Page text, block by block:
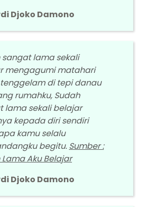
Djoko Damono
sangat lama sekali
mengagumi matahari
di tepi danau
rumahku, Sudah
lama sekali belajar
kepada diri sendiri
kamu selalu
begitu. Sumber :
Lama Aku Belajar
Djoko Damono